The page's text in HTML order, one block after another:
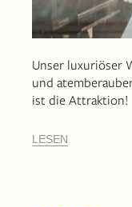
Unser luxuriöser
und
ist die Attraktion!
LESEN